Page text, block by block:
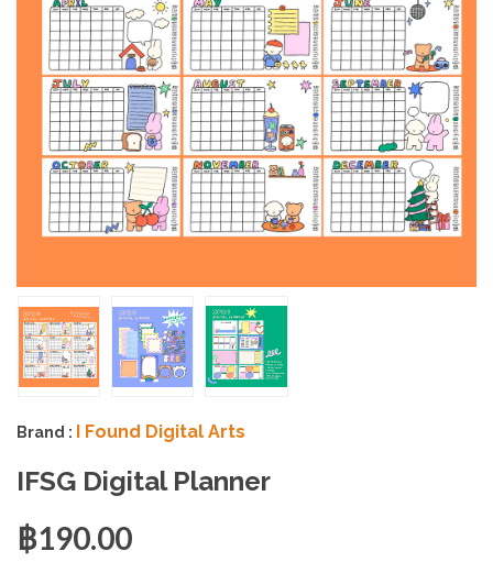
Brand : I Found Digital Arts
IFSG Digital Planner
฿190.00